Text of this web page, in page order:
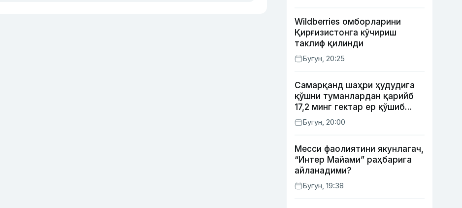
Wildberries омборларини
Қирғизистонга кўчириш
таклиф қилинди
Бугун, 20:25
Самарқанд шаҳри ҳудудига
қўшни туманлардан қарийб
17,2 минг гектар ер қўшиб
берилади
Бугун, 20:00
Месси фаолиятини якунлагач,
“Интер Майами” раҳбарига
айланадими?
Бугун, 19:38